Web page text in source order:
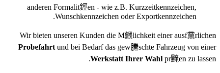
anderen Formalit鋞en - wie z.B. Kurzzeitkennzeichen,
Wunschkennzeichen oder Exportkennzeichen.
Wir bieten unseren Kunden die M鰃lichkeit einer ausf黨rlichen
Probefahrt und bei Bedarf das gew黱schte Fahrzeug von einer
Werkstatt Ihrer Wahl pr黤en zu lassen.